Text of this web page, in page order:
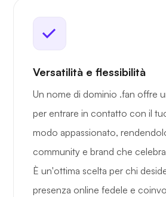
Versatilità e flessibilità
Un nome di dominio .fan offre
per entrare in contatto con il
modo appassionato,
community e brand che
È un'ottima scelta per chi
presenza online fedele e